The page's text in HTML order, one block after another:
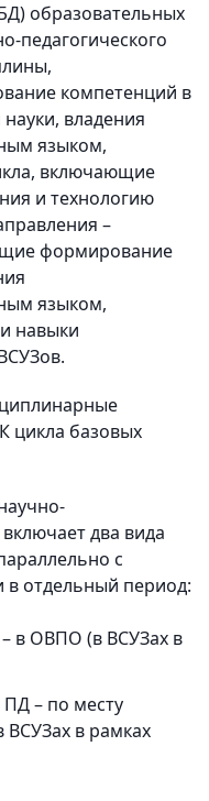
образовательных
педагогического
компетенций в
владения
языком,
включающие
и технологию
–
формирование
языком,
навыки
цикла базовых
два вида
с
в отдельный период:
в ОВПО (в ВСУЗах в
ПД – по месту
ВСУЗах в рамках